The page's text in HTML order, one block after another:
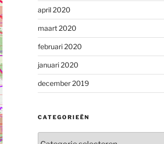
april 2020
maart 2020
februari 2020
januari 2020
december 2019
CATEGORIEËN